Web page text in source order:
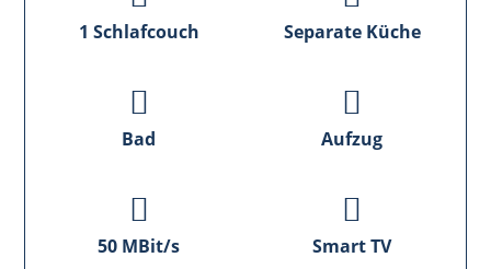
1 Schlafcouch Separate Küche
Bad Aufzug
50 MBit/s Smart TV